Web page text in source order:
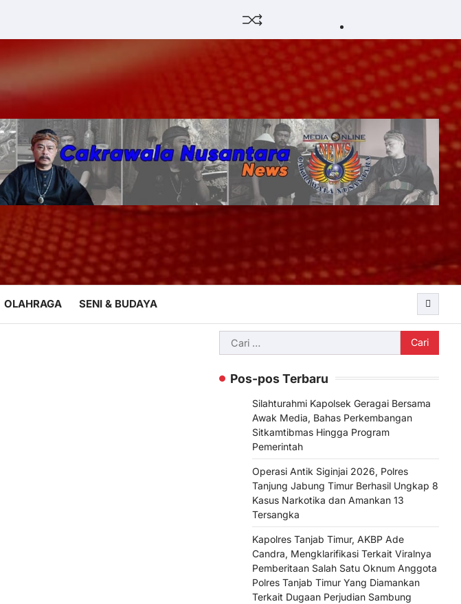
RAGA
OLAHRAGA SENI & BUDAYA
Cari
untuk:
Pos-pos Terbaru
Silahturahmi Kapolsek Geragai Bersama
Awak Media, Bahas Perkembangan
Sitkamtibmas Hingga Program
Pemerintah
Operasi Antik Siginjai 2026, Polres
Tanjung Jabung Timur Berhasil Ungkap 8
Kasus Narkotika dan Amankan 13
Tersangka
Kapolres Tanjab Timur, AKBP Ade
Candra, Mengklarifikasi Terkait Viralnya
Pemberitaan Salah Satu Oknum Anggota
Polres Tanjab Timur Yang Diamankan
Terkait Dugaan Perjudian Sambung